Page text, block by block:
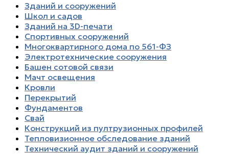
Зданий и сооружений
Школ и садов
Зданий на 3D-печати
Спортивных сооружений
Многоквартирного дома по 561-ФЗ
Электротехнические сооружения
Башен сотовой связи
Мачт освещения
Кровли
Перекрытий
Фундаментов
Свай
Конструкций из пултрузионных профилей
Тепловизионное обследование зданий
Технический аудит зданий и сооружений